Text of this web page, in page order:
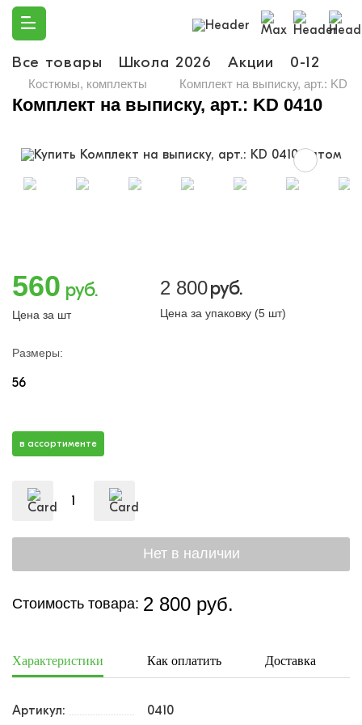
Все товары Школа 2026 Акции 0-12
Костюмы, комплекты Комплект на выписку, арт.: KD
Комплект на выписку, арт.: KD 0410
560 руб.
Цена за шт
2 800руб.
Цена за упаковку (5 шт)
Размеры:
56
в ассортименте
Стоимость товара: 2 800 руб.
Характеристики Как оплатить Доставка
Артикул:
0410